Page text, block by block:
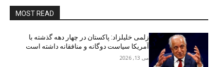
MOST READ
زلمی خلیلزاد: پاکستان در چهار دهه گذشته با
آمریکا سیاست دوگانه و منافقانه داشته است
می 13, 2026